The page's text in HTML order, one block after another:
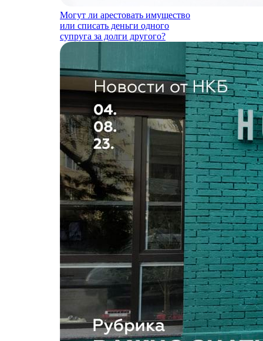
Могут ли арестовать имущество
или списать деньги одного
супруга за долги другого?